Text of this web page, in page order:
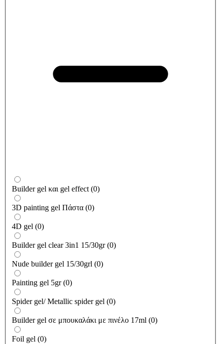
Builder gel και gel effect (0)
3D painting gel Πάστα (0)
4D gel (0)
Builder gel clear 3in1 15/30gr (0)
Nude builder gel 15/30grl (0)
Painting gel 5gr (0)
Spider gel/ Metallic spider gel (0)
Builder gel σε μπουκαλάκι με πινέλο 17ml (0)
Foil gel (0)